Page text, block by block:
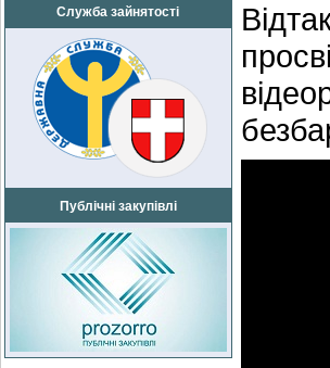
Служба зайнятості
Публічні закупівлі